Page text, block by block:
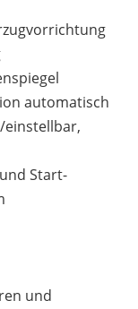
automatisch
einstellbar,
Start-
und